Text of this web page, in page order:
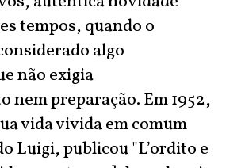
tempos, quando o
algo
não exigia
nem preparação. Em 1952,
vida vivida em comum
Luigi, publicou "L’ordito e